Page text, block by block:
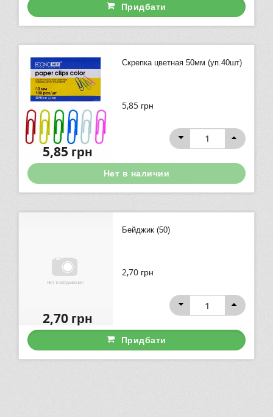
Придбати
Скрепка цветная 50мм (уп.40шт)
5,85 грн
5,85 грн
Нет в наличии
Бейджик (50)
2,70 грн
2,70грн
Придбати